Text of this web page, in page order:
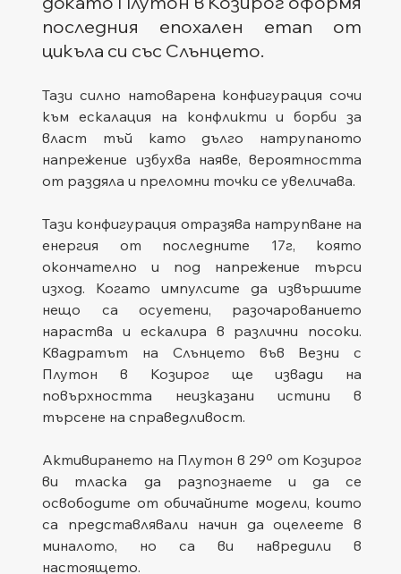
последния епохален етап от
цикъла си със Слънцето.
Тази силно натоварена конфигурация сочи
към ескалация на конфликти и борби за
власт тъй като дълго натрупаното
напрежение избухва наяве, вероятността
от раздяла и преломни точки се увеличава.
Тази конфигурация отразява натрупване на
енергия от последните 17г, която
окончателно и под напрежение търси
изход. Когато импулсите да извършите
нещо са осуетени, разочарованието
нараства и ескалира в различни посоки.
Квадратът на Слънцето във Везни с
Плутон в Козирог ще извади на
повърхността неизказани истини в
търсене на справедливост.
Активирането на Плутон в 29º от Козирог
ви тласка да разпознаете и да се
освободите от обичайните модели, които
са представлявали начин да оцелеете в
миналото, но са ви навредили в
настоящето.